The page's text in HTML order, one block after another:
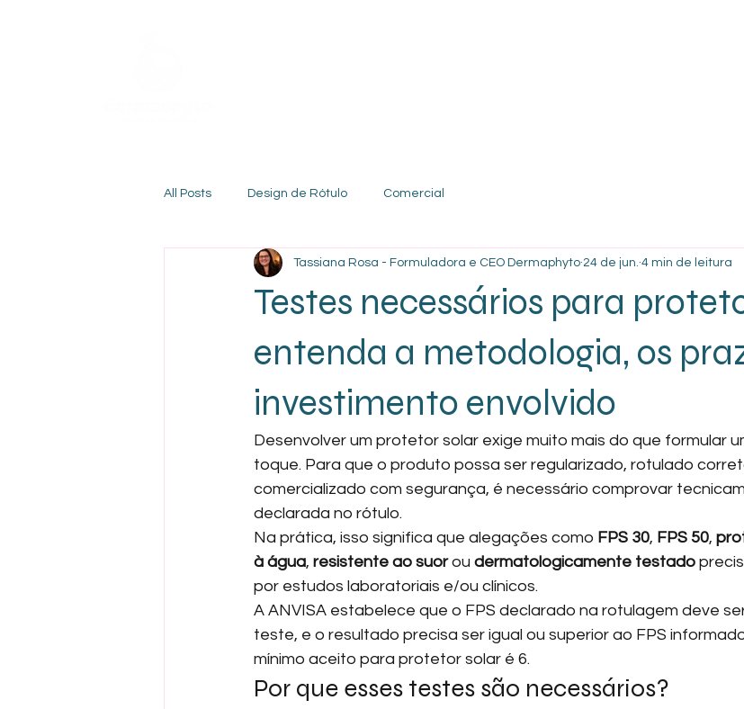
All Posts Design de Rótulo Comercial
Testes necessários para
entenda a metodologia, os
investimento envolvido
Tassiana Rosa - Formuladora e CEO Dermaphyto 24 de jun. 4 min de leitura
Desenvolver um protetor solar exige muito mais do que formular
toque. Para que o produto possa ser regularizado, rotulado
comercializado com segurança, é necessário comprovar
declarada no rótulo.
Na prática, isso significa que alegações como FPS 30, FPS 50,
à água, resistente ao suor ou dermatologicamente testado
por estudos laboratoriais e/ou clínicos.
A ANVISA estabelece que o FPS declarado na rotulagem deve
teste, e o resultado precisa ser igual ou superior ao FPS
mínimo aceito para protetor solar é 6.
Por que esses testes são necessários?